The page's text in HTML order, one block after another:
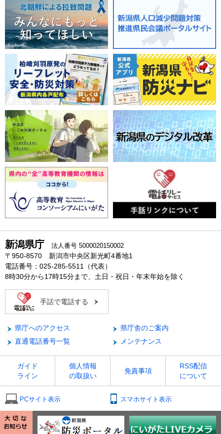
新潟県庁 法人番号 5000020150002
〒950-8570 新潟市中央区新光町4番地1
電話番号：025-285-5511（代表）
8時30分から17時15分まで、土日・祝日・年末年始を除く
手話で電話する
県庁へのアクセス
県庁舎のご案内
直通電話番号一覧
メンテナンス
ガイド
ライン
個人情報
の取扱い
免責事項
RSS配信
について
PCサイト表示 スマホサイト表示